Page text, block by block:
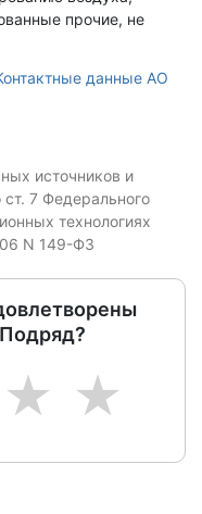
прочие, не
данные АО
источников и
ст. 7 Федерального
технологиях
N 149-ФЗ
5
4